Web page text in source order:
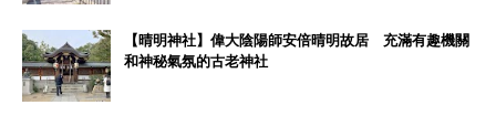
【晴明神社】偉大陰陽師安倍晴明故居 充滿有趣機關
和神秘氣氛的古老神社